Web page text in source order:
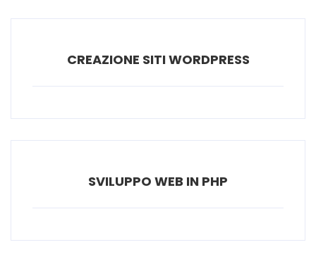
CREAZIONE SITI WORDPRESS
SVILUPPO WEB IN PHP